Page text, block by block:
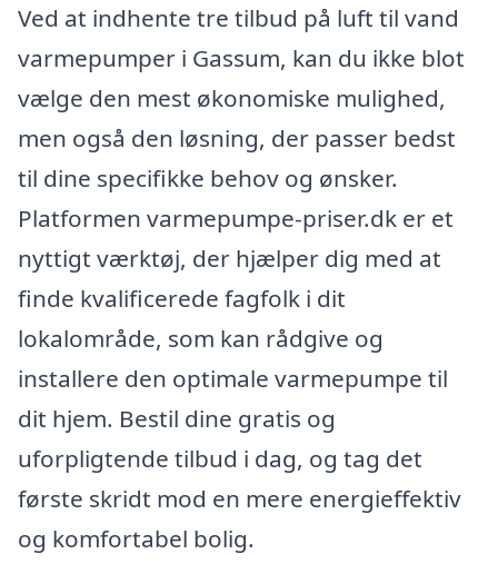
Ved at indhente tre tilbud på luft til vand
varmepumper i Gassum, kan du ikke blot
vælge den mest økonomiske mulighed,
men også den løsning, der passer bedst
til dine specifikke behov og ønsker.
Platformen varmepumpe-priser.dk er et
nyttigt værktøj, der hjælper dig med at
finde kvalificerede fagfolk i dit
lokalområde, som kan rådgive og
installere den optimale varmepumpe til
dit hjem. Bestil dine gratis og
uforpligtende tilbud i dag, og tag det
første skridt mod en mere energieffektiv
og komfortabel bolig.